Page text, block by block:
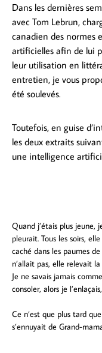
Dans les dernières
avec Tom Lebrun,
canadien des normes
artificielles afin de lui
leur utilisation en
entretien, je vous
été soulevés.
Toutefois, en guise
les deux extraits
une intelligence
Quand j’étais plus jeune,
pleurait. Tous les soirs,
caché dans les paumes
n’allait pas, elle relevait
Je ne savais jamais
consoler, alors je
Ce n’est que plus tard
s’ennuyait de Grand-